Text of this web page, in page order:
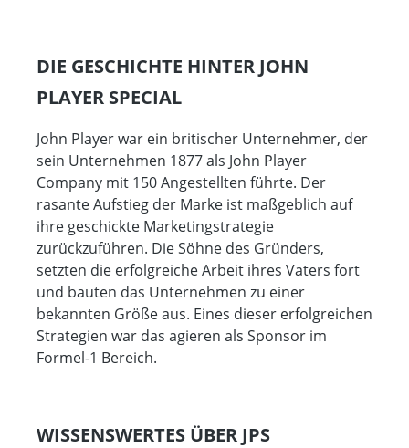
DIE GESCHICHTE HINTER JOHN
PLAYER SPECIAL
John Player war ein britischer Unternehmer, der
sein Unternehmen 1877 als John Player
Company mit 150 Angestellten führte. Der
rasante Aufstieg der Marke ist maßgeblich auf
ihre geschickte Marketingstrategie
zurückzuführen. Die Söhne des Gründers,
setzten die erfolgreiche Arbeit ihres Vaters fort
und bauten das Unternehmen zu einer
bekannten Größe aus. Eines dieser erfolgreichen
Strategien war das agieren als Sponsor im
Formel-1 Bereich.
WISSENSWERTES ÜBER JPS